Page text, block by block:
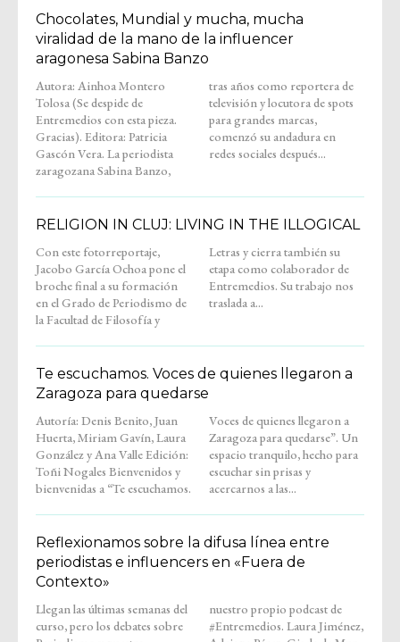
Chocolates, Mundial y mucha, mucha
viralidad de la mano de la influencer
aragonesa Sabina Banzo
Autora: Ainhoa Montero
Tolosa (Se despide de
Entremedios con esta pieza.
Gracias). Editora: Patricia
Gascón Vera. La periodista
zaragozana Sabina Banzo,
tras años como reportera de
televisión y locutora de spots
para grandes marcas,
comenzó su andadura en
redes sociales después...
RELIGION IN CLUJ: LIVING IN THE ILLOGICAL
Con este fotorreportaje,
Jacobo García Ochoa pone el
broche final a su formación
en el Grado de Periodismo de
la Facultad de Filosofía y
Letras y cierra también su
etapa como colaborador de
Entremedios. Su trabajo nos
traslada a...
Te escuchamos. Voces de quienes llegaron a
Zaragoza para quedarse
Autoría: Denis Benito, Juan
Huerta, Miriam Gavín, Laura
González y Ana Valle Edición:
Toñi Nogales Bienvenidos y
bienvenidas a “Te escuchamos.
Voces de quienes llegaron a
Zaragoza para quedarse”. Un
espacio tranquilo, hecho para
escuchar sin prisas y
acercarnos a las...
Reflexionamos sobre la difusa línea entre
periodistas e influencers en «Fuera de
Contexto»
Llegan las últimas semanas del
curso, pero los debates sobre
nuestro propio podcast de
#Entremedios. Laura Jiménez,